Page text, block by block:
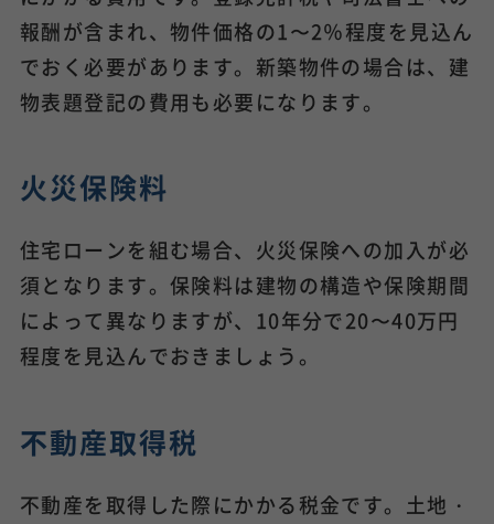
報酬が含まれ、物件価格の1〜2％程度を見込ん
でおく必要があります。新築物件の場合は、建
物表題登記の費用も必要になります。
火災保険料
住宅ローンを組む場合、火災保険への加入が必
須となります。保険料は建物の構造や保険期間
によって異なりますが、10年分で20〜40万円
程度を見込んでおきましょう。
不動産取得税
不動産を取得した際にかかる税金です。土地・